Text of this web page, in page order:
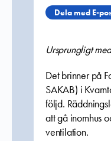
Dela med E-
Ursprungligt
Det brinner på
SAKAB) i
följd.
att gå inomhus
ventilation.